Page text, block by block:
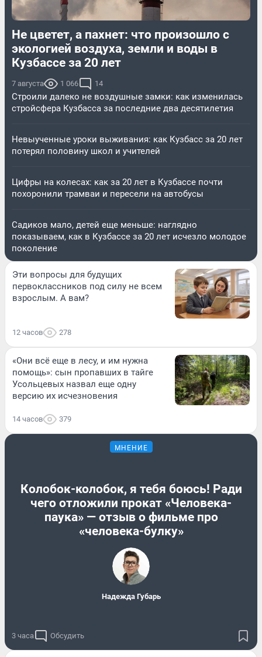
Не цветет, а пахнет: что произошло с
экологией воздуха, земли и воды в
Кузбассе за 20 лет
7 августа 1 066 14
Строили далеко не воздушные замки: как изменилась
стройсфера Кузбасса за последние два десятилетия
Невыученные уроки выживания: как Кузбасс за 20 лет
потерял половину школ и учителей
Цифры на колесах: как за 20 лет в Кузбассе почти
похоронили трамваи и пересели на автобусы
Садиков мало, детей еще меньше: наглядно
показываем, как в Кузбассе за 20 лет исчезло молодое
поколение
Эти вопросы для будущих
первоклассников под силу не всем
взрослым. А вам?
12 часов 278
«Они всё еще в лесу, и им нужна
помощь»: сын пропавших в тайге
Усольцевых назвал еще одну
версию их исчезновения
14 часов 379
МНЕНИЕ
Колобок-колобок, я тебя боюсь! Ради
чего отложили прокат «Человека-
паука» — отзыв о фильме про
«человека-булку»
Надежда Губарь
3 часа Обсудить